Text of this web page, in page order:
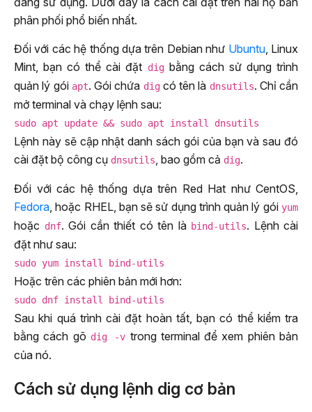
phân phối phổ biến nhất.
Đối với các hệ thống dựa trên Debian như Ubuntu, Linux
Mint, bạn có thể cài đặt digbằng cách sử dụng trình
quản lý gói apt. Gói chứa digcó tên là dnsutils. Chỉ cần
mở terminal và chạy lệnh sau:
sudo apt update && sudo apt install dnsutils
Lệnh này sẽ cập nhật danh sách gói của bạn và sau đó
cài đặt bộ công cụ dnsutils, bao gồm cả dig.
Đối với các hệ thống dựa trên Red Hat như CentOS,
Fedora, hoặc RHEL, bạn sẽ sử dụng trình quản lý gói yum
hoặc dnf. Gói cần thiết có tên là bind-utils. Lệnh cài
đặt như sau:
sudo yum install bind-utils
Hoặc trên các phiên bản mới hơn:
sudo dnf install bind-utils
Sau khi quá trình cài đặt hoàn tất, bạn có thể kiểm tra
bằng cách gõ dig -v trong terminal để xem phiên bản
của nó.
Cách sử dụng lệnh dig cơ bản